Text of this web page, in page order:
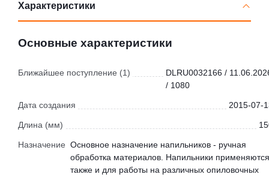
Характеристики
Основные характеристики
Ближайшее поступление (1)
DLRU0032166 /
/ 1080
Дата создания 2015-07-
Длина (мм)
Назначение Основное назначение напильников - ручная
обработка материалов. Напильники применяются
также и для работы на различных опиловочных